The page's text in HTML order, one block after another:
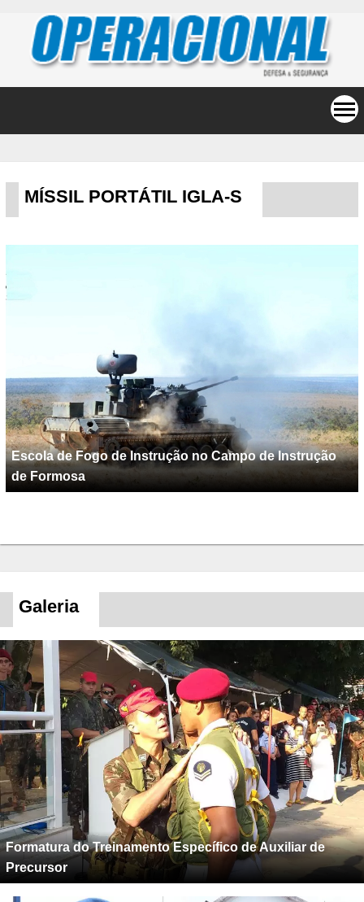
MÍSSIL PORTÁTIL IGLA-S
Escola de Fogo de Instrução no Campo de Instrução
de Formosa
Galeria
Formatura do Treinamento Específico de Auxiliar de
Precursor